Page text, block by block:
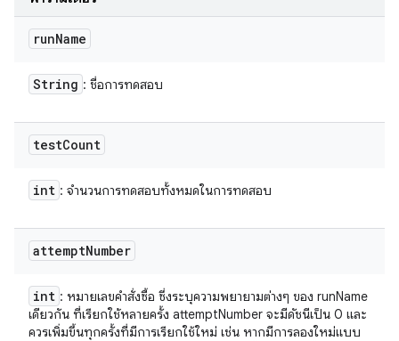
runName
String : ชื่อการทดสอบ
testCount
int : จำนวนการทดสอบทั้งหมดในการทดสอบ
attemptNumber
int : หมายเลขคำสั่งซื้อ ซึ่งระบุความพยายามต่างๆ ของ runName
เดียวกัน ที่เรียกใช้หลายครั้ง attemptNumber จะมีดัชนีเป็น 0 และ
ควรเพิ่มขึ้นทุกครั้งที่มีการเรียกใช้ใหม่ เช่น หากมีการลองใหม่แบบ